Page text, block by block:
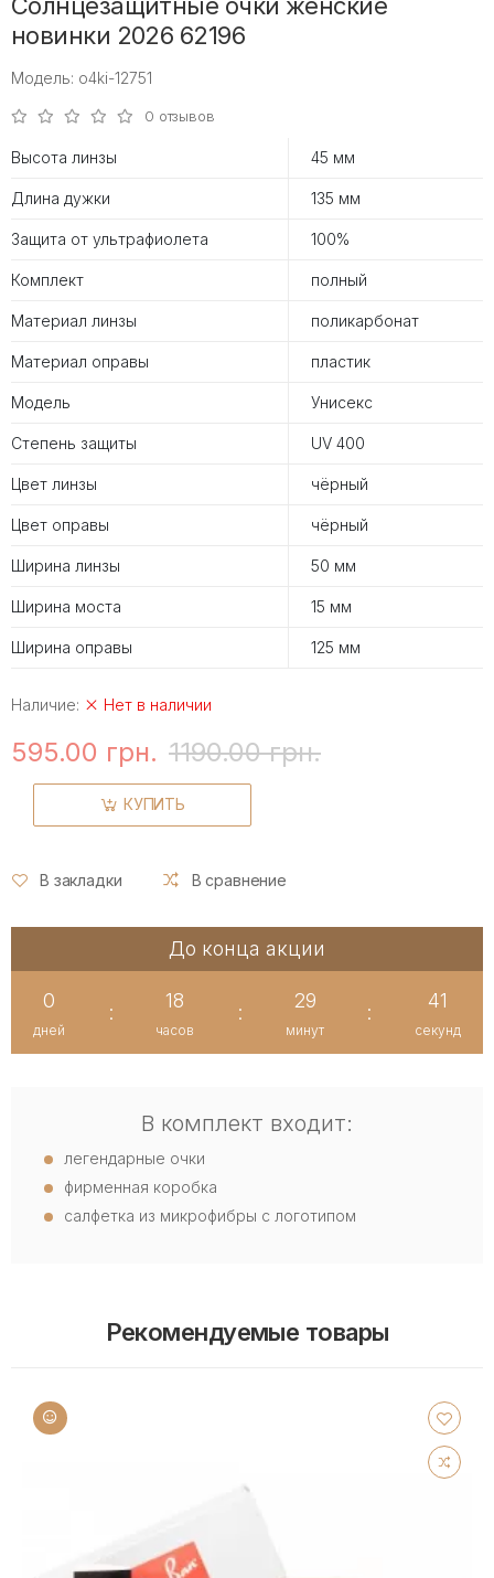
Солнцезащитные очки женские
новинки 2026 62196
Модель: o4ki-12751
0 отзывов
Высота линзы 45 мм
Длина дужки 135 мм
Защита от ультрафиолета 100%
Комплект полный
Материал линзы поликарбонат
Материал оправы пластик
Модель Унисекс
Степень защиты UV 400
Цвет линзы чёрный
Цвет оправы чёрный
Ширина линзы 50 мм
Ширина моста 15 мм
Ширина оправы 125 мм
Наличие: Нет в наличии
595.00 грн. 1190.00 грн.
КУПИТЬ
В закладки В сравнение
До конца акции
0
дней
:
18
часов
:
29
минут
:
41
секунд
В комплект входит:
легендарные очки
фирменная коробка
салфетка из микрофибры с логотипом
Рекомендуемые товары